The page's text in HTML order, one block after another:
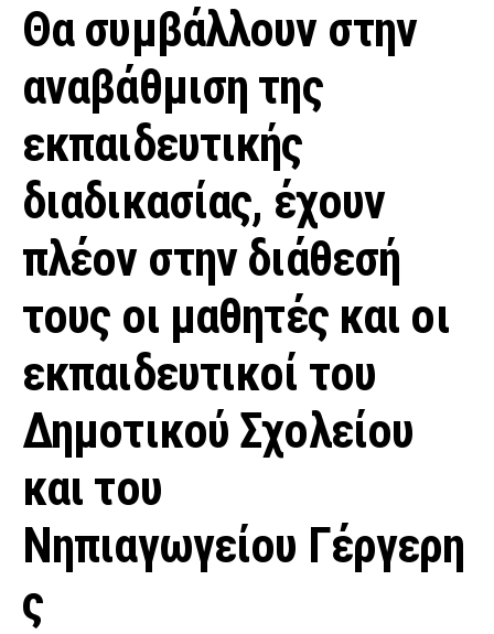
Θα συμβάλλουν στην
αναβάθμιση της
εκπαιδευτικής
διαδικασίας, έχουν
πλέον στην διάθεσή
τους οι μαθητές και οι
εκπαιδευτικοί του
Δημοτικού Σχολείου
και του
Νηπιαγωγείου Γέργερη
ς